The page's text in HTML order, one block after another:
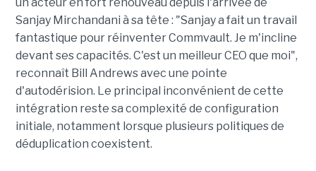
Sanjay Mirchandani à sa tête : "Sanjay a fait un travail
fantastique pour réinventer Commvault. Je m'incline
devant ses capacités. C'est un meilleur CEO que moi",
reconnaît Bill Andrews avec une pointe
d'autodérision. Le principal inconvénient de cette
intégration reste sa complexité de configuration
initiale, notamment lorsque plusieurs politiques de
déduplication coexistent.